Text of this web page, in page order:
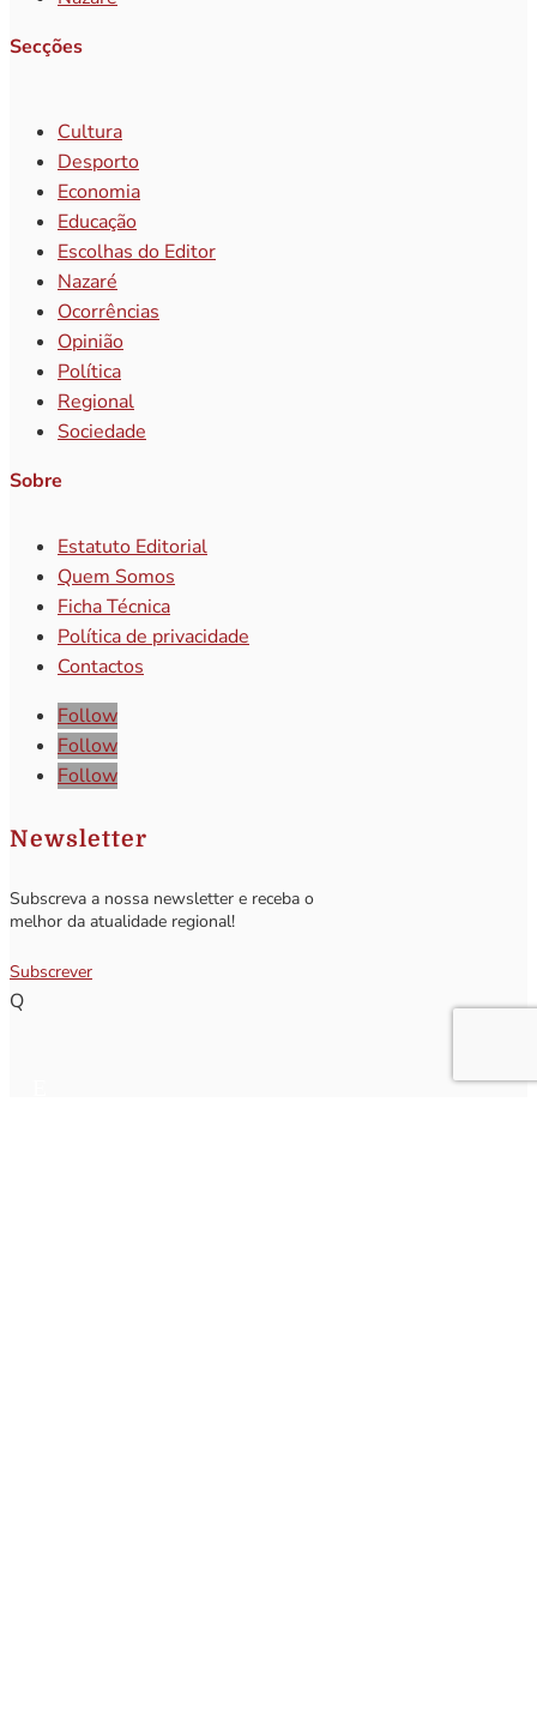
Secções
Cultura
Desporto
Economia
Educação
Escolhas do Editor
Nazaré
Ocorrências
Opinião
Política
Regional
Sociedade
Sobre
Estatuto Editorial
Quem Somos
Ficha Técnica
Política de privacidade
Contactos
Follow
Follow
Follow
Newsletter
Subscreva a nossa newsletter e receba o
melhor da atualidade regional!
Subscrever
Q